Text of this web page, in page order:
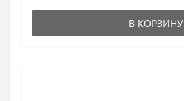
В КОРЗИНУ